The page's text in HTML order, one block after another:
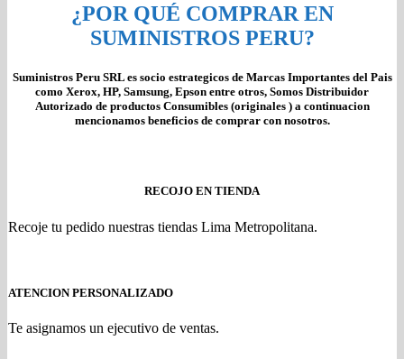
¿POR QUÉ COMPRAR EN
SUMINISTROS PERU?
Suministros Peru SRL es socio estrategicos de Marcas Importantes del Pais
como Xerox, HP, Samsung, Epson entre otros, Somos Distribuidor
Autorizado de productos Consumibles (originales ) a continuacion
mencionamos beneficios de comprar con nosotros.
RECOJO EN TIENDA
Recoje tu pedido nuestras tiendas Lima Metropolitana.
ATENCION PERSONALIZADO
Te asignamos un ejecutivo de ventas.